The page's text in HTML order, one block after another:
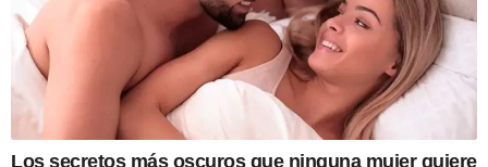
Los secretos más oscuros que ninguna mujer quiere